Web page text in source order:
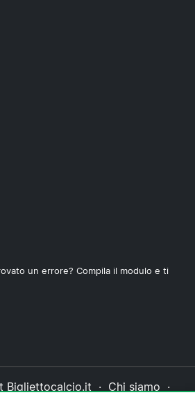
un errore? Compila il modulo e ti
Bigliettocalcio.it · Chi siamo ·